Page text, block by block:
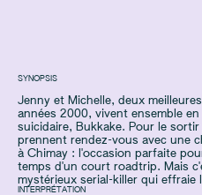
SYNOPSIS
Jenny et Michelle, deux
années 2000, vivent ensemble
suicidaire, Bukkake. Pour le
prennent rendez-vous avec une
à Chimay : l'occasion parfaite
temps d'un court roadtrip. Mais
mystérieux serial-killer qui effraie
INTERPRÉTATION